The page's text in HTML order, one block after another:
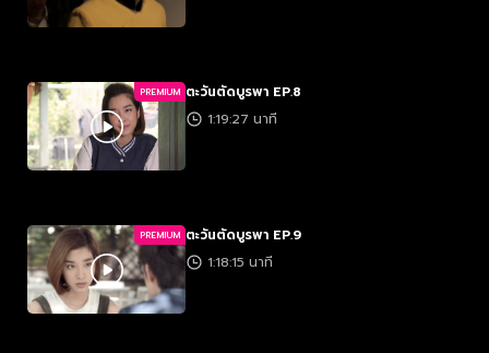
PREMIUM ตะวันตัดบูรพา EP.8
1:19:27 นาที
PREMIUM ตะวันตัดบูรพา EP.9
1:18:15 นาที